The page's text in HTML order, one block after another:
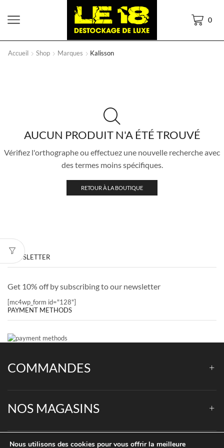
0
Accueil Shop Marques Kalisson
NEWSLETTER
Get 10% off by subscribing to our newsletter
[mc4wp_form id="128"]
PAYMENT METHODS
COMMANDES
NOS MAGASINS
Nous utilisons des cookies pour vous offrir la meilleure